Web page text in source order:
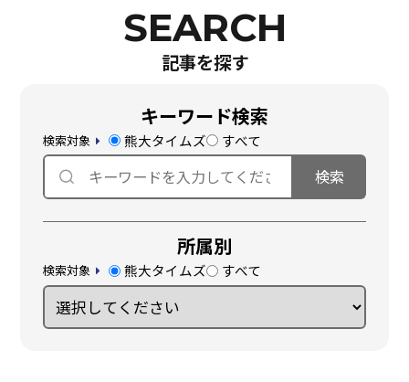
記事を探す
キーワード検索
検索対象 熊大タイムズ すべて
所属別
検索対象 熊大タイムズ すべて